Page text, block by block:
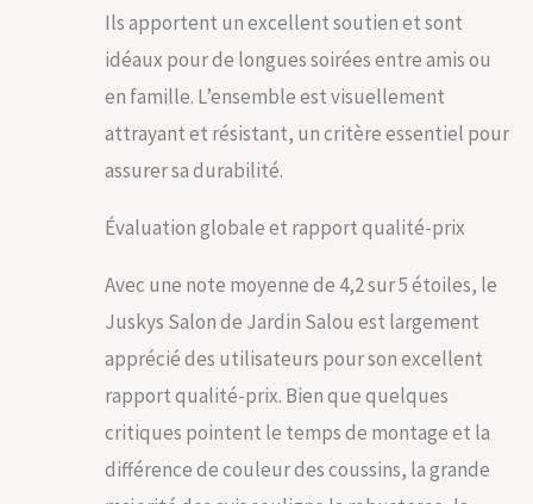
Ils apportent un excellent soutien et sont
idéaux pour de longues soirées entre amis ou
en famille. L’ensemble est visuellement
attrayant et résistant, un critère essentiel pour
assurer sa durabilité.
Évaluation globale et rapport qualité-prix
Avec une note moyenne de 4,2 sur 5 étoiles, le
Juskys Salon de Jardin Salou est largement
apprécié des utilisateurs pour son excellent
rapport qualité-prix. Bien que quelques
critiques pointent le temps de montage et la
différence de couleur des coussins, la grande